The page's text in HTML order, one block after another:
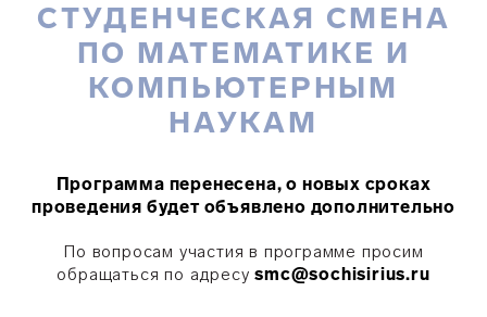
СТУДЕНЧЕСКАЯ СМЕНА
ПО МАТЕМАТИКЕ И
КОМПЬЮТЕРНЫМ
НАУКАМ
Программа перенесена, о новых сроках
проведения будет объявлено дополнительно
По вопросам участия в программе просим
обращаться по адресуsmc@sochisirius.ru